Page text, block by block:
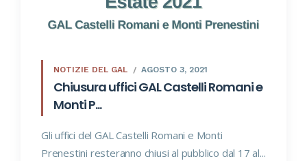
NOTIZIE DEL GAL AGOSTO 3, 2021
Chiusura uffici GAL Castelli Romani e
Monti P...
Gli uffici del GAL Castelli Romani e Monti
Prenestini resteranno chiusi al pubblico dal 17 al...